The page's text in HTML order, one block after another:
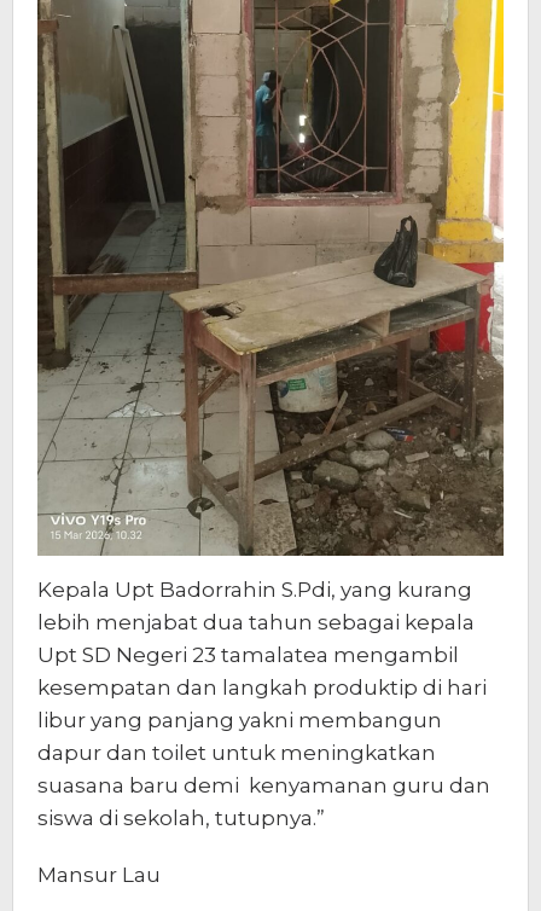
Kepala Upt Badorrahin S.Pdi, yang kurang
lebih menjabat dua tahun sebagai kepala
Upt SD Negeri 23 tamalatea mengambil
kesempatan dan langkah produktip di hari
libur yang panjang yakni membangun
dapur dan toilet untuk meningkatkan
suasana baru demi kenyamanan guru dan
siswa di sekolah, tutupnya.”
Mansur Lau